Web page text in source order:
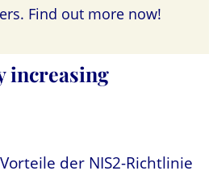
Find out more now!
increasing
der NIS2-Richtlinie